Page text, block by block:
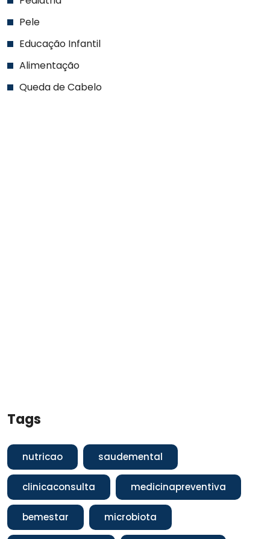
Pele
Educação Infantil
Alimentação
Queda de Cabelo
Tags
nutricao saudemental
clinicaconsulta medicinapreventiva
bemestar microbiota